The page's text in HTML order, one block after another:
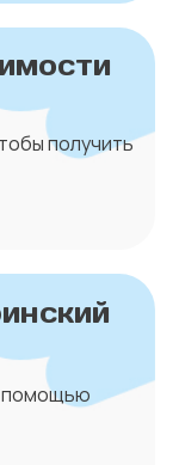
получить
помощью